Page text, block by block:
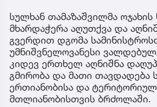
სულხან თამაზაშვილმა ოჯახის
მხარდაჭერა აღუთქვა და
გვერდით დგომა
უმნიშვნელოვანესი
კიდევ ერთხელ აღნიშნა
გმირობა და მათი თავდადება
ერთიანობისა და
მთლიანობისთვის ბრძოლაში.